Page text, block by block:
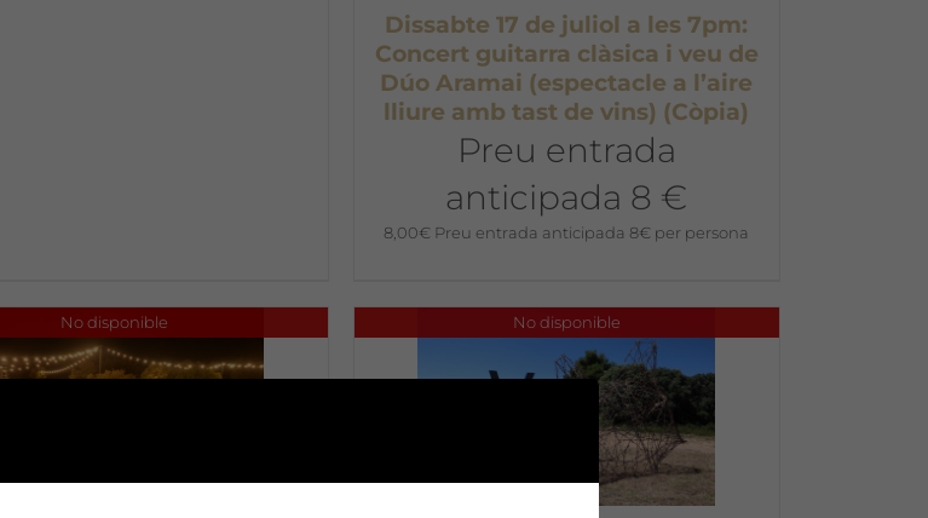
Dissabte 17 de juliol a les 7pm:
Concert guitarra clàsica i veu de
Dúo Aramai (espectacle a l’aire
lliure amb tast de vins) (Còpia)
Preu entrada
anticipada 8 €
8,00€ Preu entrada anticipada 8€ per persona
No disponible No disponible